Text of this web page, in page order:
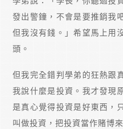
發出警鐘，不會是要推銷我
但我沒有錢。」希望馬上用
頭。
但我完全錯判學弟的狂熱跟
我說什麼是投資。我才發現
是真心覺得投資是好東西，
叫做投資，把投資當作賭博來